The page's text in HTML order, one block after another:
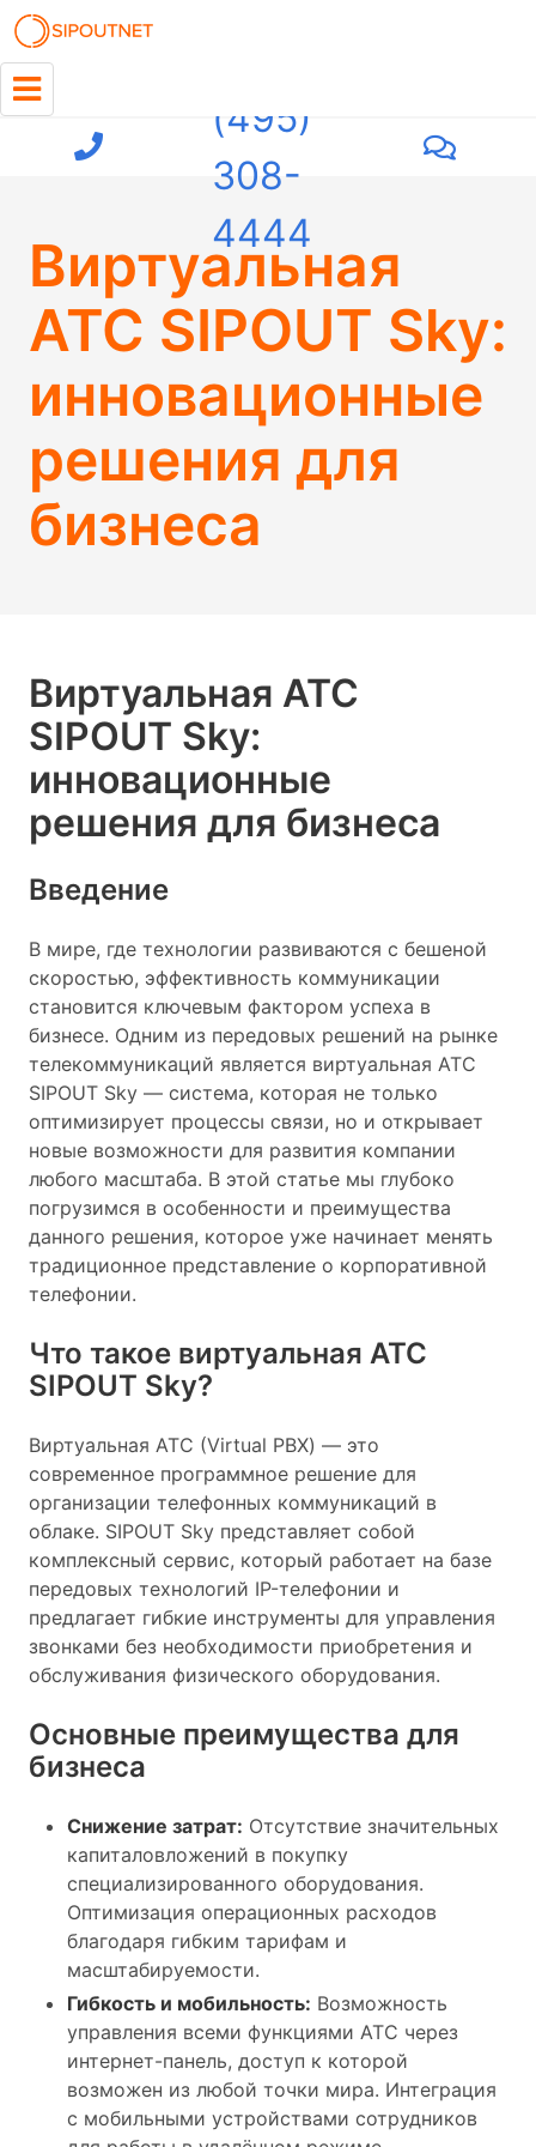
(495)
308-
4444
Виртуальная
АТС SIPOUT Sky:
инновационные
решения для
бизнеса
Виртуальная АТС
SIPOUT Sky:
инновационные
решения для бизнеса
Введение
В мире, где технологии развиваются с бешеной
скоростью, эффективность коммуникации
становится ключевым фактором успеха в
бизнесе. Одним из передовых решений на рынке
телекоммуникаций является виртуальная АТС
SIPOUT Sky — система, которая не только
оптимизирует процессы связи, но и открывает
новые возможности для развития компании
любого масштаба. В этой статье мы глубоко
погрузимся в особенности и преимущества
данного решения, которое уже начинает менять
традиционное представление о корпоративной
телефонии.
Что такое виртуальная АТС
SIPOUT Sky?
Виртуальная АТС (Virtual PBX) — это
современное программное решение для
организации телефонных коммуникаций в
облаке. SIPOUT Sky представляет собой
комплексный сервис, который работает на базе
передовых технологий IP-телефонии и
предлагает гибкие инструменты для управления
звонками без необходимости приобретения и
обслуживания физического оборудования.
Основные преимущества для
бизнеса
Снижение затрат: Отсутствие значительных
капиталовложений в покупку
специализированного оборудования.
Оптимизация операционных расходов
благодаря гибким тарифам и
масштабируемости.
Гибкость и мобильность: Возможность
управления всеми функциями АТС через
интернет-панель, доступ к которой
возможен из любой точки мира. Интеграция
с мобильными устройствами сотрудников